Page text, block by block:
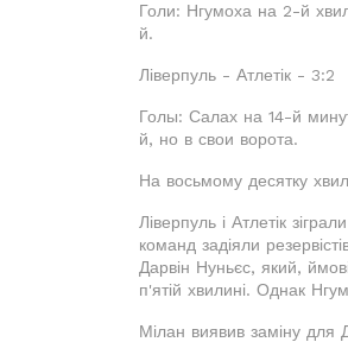
Голи: Нгумоха на 2-й
й.
Ліверпуль - Атлетік - 3:2
Голы: Салах на 14-й
й, но в свои ворота.
На восьмому десятку
Ліверпуль і Атлетік
команд задіяли
Дарвін Нуньєс, який,
п'ятій хвилині. Однак
Мілан виявив заміну для